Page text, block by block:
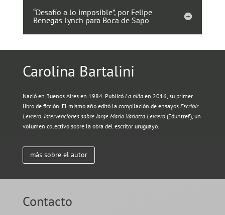
“Desafío a lo imposible”, por Felipe
Benegas Lynch para Boca de Sapo
Carolina Bartalini
Nació en Buenos Aires en 1984. Publicó La niñaen 2016, su primer
libro de ficción. El mismo año editó la compilación de ensayos Escribir
Levrero. Intervenciones sobre Jorge Mario Varlotta Levrero(Eduntref), un
volumen colectivo sobre la obra del escritor uruguayo.
más sobre el autor
Contacto